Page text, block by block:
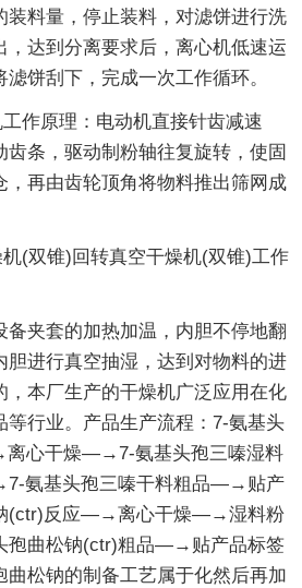
装料量，停止装料，对滤饼进行洗
，达到分离要求后，离心机低速运
饼刮下，完成一次工作循环。
作原理：电动机直接针齿减速
条，驱动制粉轴往复旋转，使固
，再由齿轮顶角将物料推出筛网成
(双锥)回转真空干燥机(双锥)工作
备夹套的加热加温，内胆不停地翻
胆进行真空抽湿，达到对物料的进
，本厂生产的干燥机广泛应用在化
等行业。产品生产流程：7-氨基头
心干燥—→7-氨基头孢三嗪湿料
氨基头孢三嗪干料粗品—→贴产
(ctr)反应—→离心干燥—→湿料粉
曲松钠(ctr)粗品—→贴产品标签
松钠的制备工艺属于化然后再加